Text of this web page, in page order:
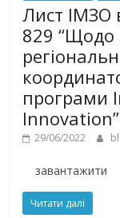
Лист ІМЗО
829 “Щодо
програми
Innovation”
29/06/2022
завантажити
Читати далі